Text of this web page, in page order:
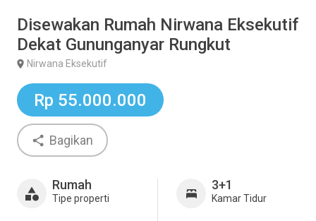
Disewakan Rumah Nirwana Eksekutif
Dekat Gununganyar Rungkut
Nirwana Eksekutif
Rp 55.000.000
Bagikan
Rumah
Tipe properti
3+1
Kamar Tidur